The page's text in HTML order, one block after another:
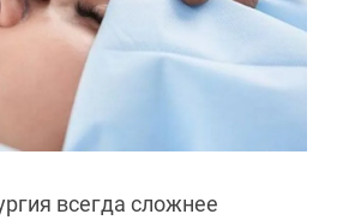
всегда сложнее